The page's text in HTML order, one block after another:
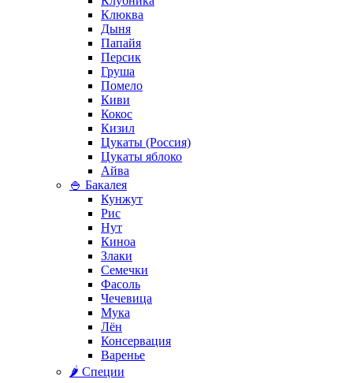
Клюква
Дыня
Папайя
Персик
Груша
Помело
Киви
Кокос
Кизил
Цукаты (Россия)
Цукаты яблоко
Айва
🍚 Бакалея
Кунжут
Рис
Нут
Киноа
Злаки
Семечки
Фасоль
Чечевица
Мука
Лён
Консервация
Варенье
🌶️ Специи